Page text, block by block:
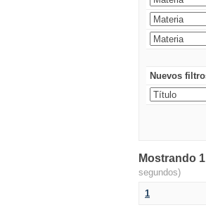
Nuevos
Mostrando
segundos)
1